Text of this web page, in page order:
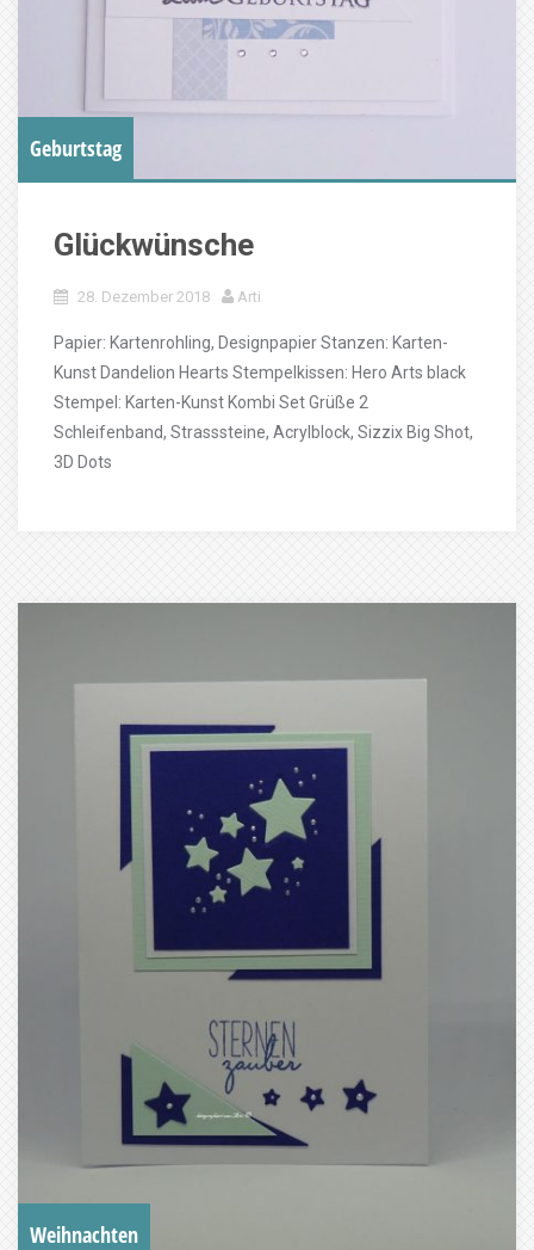
Geburtstag
Glückwünsche
28. Dezember 2018 Arti
Papier: Kartenrohling, Designpapier Stanzen: Karten-
Kunst Dandelion Hearts Stempelkissen: Hero Arts black
Stempel: Karten-Kunst Kombi Set Grüße 2
Schleifenband, Strasssteine, Acrylblock, Sizzix Big Shot,
3D Dots
Weihnachten